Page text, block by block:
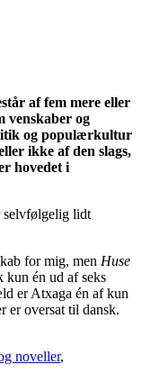
af fem mere eller
venskaber og
og populærkultur
ikke af den slags,
hovedet i
selvfølgelig lidt
for mig, men Huse
én ud af seks
er Atxaga én af kun
er oversat til dansk.
noveller,